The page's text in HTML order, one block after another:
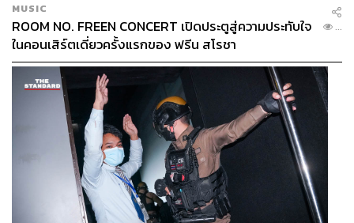
MUSIC
ROOM NO. FREEN CONCERT เปิดประตูสู่ความประทับใจ
ในคอนเสิร์ตเดี่ยวครั้งแรกของ ฟรีน สโรชา
...